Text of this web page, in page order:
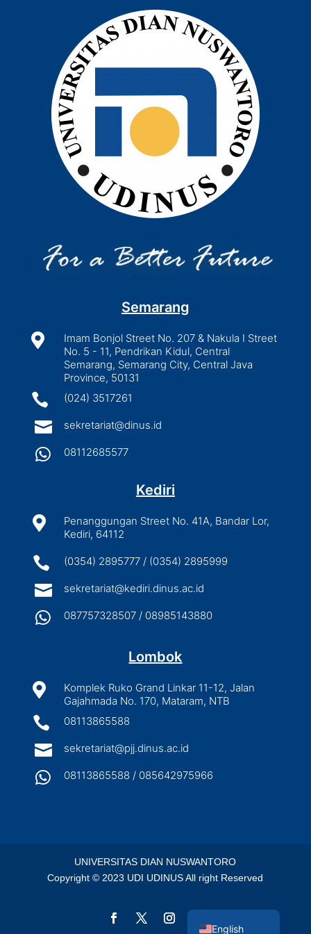
Semarang

Imam Bonjol Street No. 207 & Nakula I Street
No. 5 - 11, Pendrikan Kidul, Central
Semarang, Semarang City, Central Java
Province, 50131
 (024) 3517261
 sekretariat@dinus.id
 08112685577
Kediri

Penanggungan Street No. 41A, Bandar Lor,
Kediri, 64112
 (0354) 2895777 / (0354) 2895999
 sekretariat@kediri.dinus.ac.id
 087757328507 / 08985143880
Lombok

Komplek Ruko Grand Linkar 11-12, Jalan
Gajahmada No. 170, Mataram, NTB
 08113865588
 sekretariat@pjj.dinus.ac.id
 08113865588 / 085642975966
UNIVERSITAS DIAN NUSWANTORO
Copyright © 2023 UDI UDINUS All right Reserved
English